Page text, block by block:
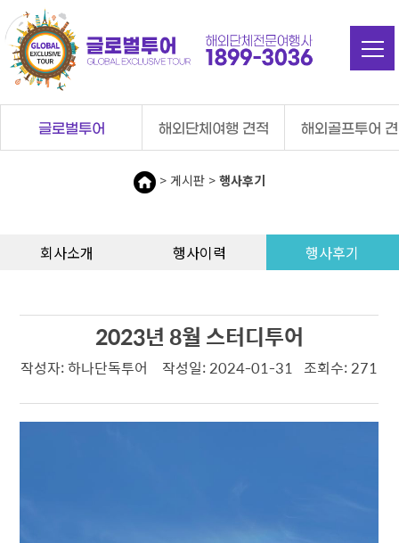
탑메뉴 바로가기
본문 바로가기
글로벌투어 해외단체여행 견적 해외골프투어
> 게시판 > 행사후기
회사소개 행사이력 행사후기
2023년 8월 스터디투어
작성자: 하나단독투어 작성일: 2024-01-31 조회수: 271